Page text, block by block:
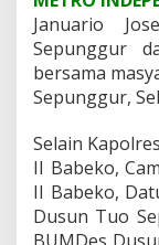
Januario
Sepunggur
bersama
Sepunggur,
Selain
II Babeko,
II Babeko,
Dusun Tuo